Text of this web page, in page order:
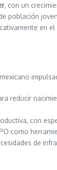
, con un
población
en
reducir
con
como
de